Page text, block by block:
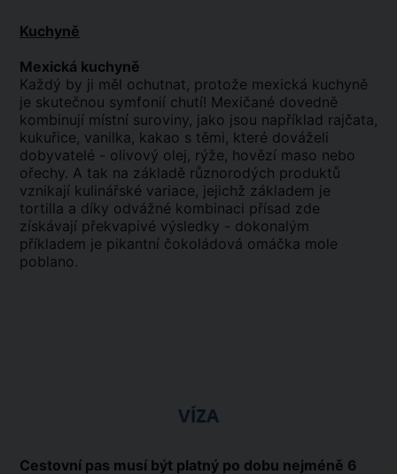
Kuchyně
Mexická kuchyně
Každý by ji měl ochutnat, protože mexická kuchyně
je skutečnou symfonií chutí! Mexičané dovedně
kombinují místní suroviny, jako jsou například rajčata,
kukuřice, vanilka, kakao s těmi, které dováželi
dobyvatelé - olivový olej, rýže, hovězí maso nebo
ořechy. A tak na základě různorodých produktů
vznikají kulinářské variace, jejichž základem je
tortilla a díky odvážné kombinaci přísad zde
získávají překvapivé výsledky - dokonalým
příkladem je pikantní čokoládová omáčka mole
poblano.
VÍZA
Cestovní pas musí být platný po dobu nejméně 6